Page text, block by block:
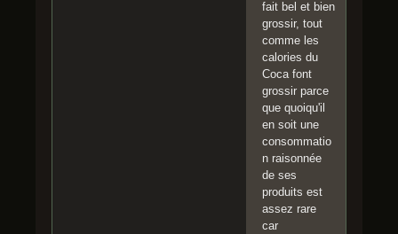
fait bel et bien
grossir, tout
comme les
calories du
Coca font
grossir parce
que quoiqu'il
en soit une
consommatio
n raisonnée
de ses
produits est
assez rare
car